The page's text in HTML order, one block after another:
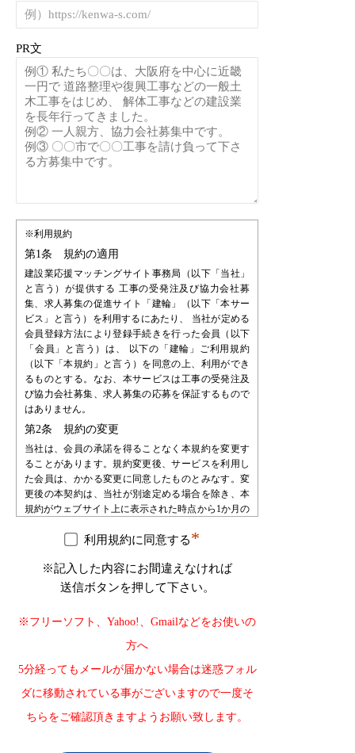
PR文
※利用規約
第1条 規約の適用
建設業応援マッチングサイト事務局（以下「当社」
と言う）が提供する 工事の受発注及び協力会社募
集、求人募集の促進サイト「建輪」（以下「本サー
ビス」と言う）を利用するにあたり、 当社が定める
会員登録方法により登録手続きを行った会員（以下
「会員」と言う）は、 以下の「建輪」ご利用規約
（以下「本規約」と言う）を同意の上、利用ができ
るものとする。なお、本サービスは工事の受発注及
び協力会社募集、求人募集の応募を保証するもので
はありません。
第2条 規約の変更
当社は、会員の承諾を得ることなく本規約を変更す
ることがあります。規約変更後、サービスを利用し
た会員は、かかる変更に同意したものとみなす。変
更後の本契約は、当社が別途定める場合を除き、本
規約がウェブサイト上に表示された時点から1か月の
の責任において、確認するものとします。会員は、
立てることはできないものとします。
第3条 会員登録
り申し込みを行うものとします。会員登録の申込み
を受け、必要な審査・手続等を経た後で会員として
承認します。会員は、登録の時点で本規約の内容を
承諾したものとみなします。
第4条 会員登録の不承認
当社は登録審査の結果、登録申込をした自然人・法
人・団体・組織等が以下の何れかに該当することが
利用規約に同意する*
※記入した内容にお間違えなければ
送信ボタンを押して下さい。
※フリーソフト、Yahoo!、Gmailなどをお使いの
方へ
5分経ってもメールが届かない場合は迷惑フォル
ダに移動されている事がございますので一度そ
ちらをご確認頂きますようお願い致します。